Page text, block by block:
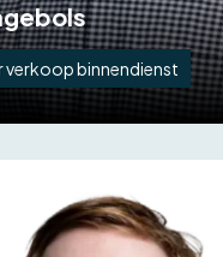
verkoop binnendienst